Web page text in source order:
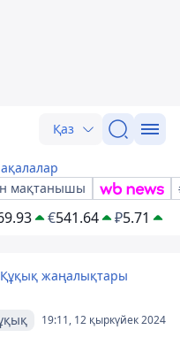
Қаз
мақтанышы
€541.64 ₽5.71
Құқық жаңалықтары
19:11, 12 қыркүйек 2024